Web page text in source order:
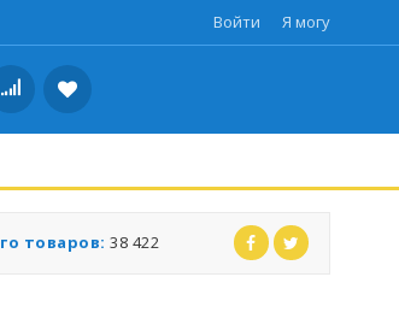
Войти Я могу
товаров: 38 422